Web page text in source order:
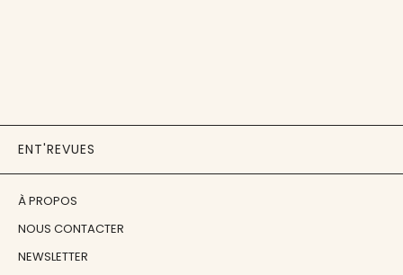
ENT'REVUES
À PROPOS
NOUS CONTACTER
NEWSLETTER